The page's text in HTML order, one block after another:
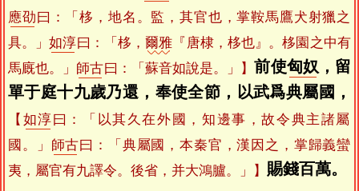
應劭曰：「栘，地名。監，其官也，掌鞍馬鷹犬射獵之
具。」如淳曰：「栘，爾雅 『唐棣，栘也』。栘園之中有
馬廐也。」 師古曰：「蘇音如說是。」】前使匈奴 ，留
單于庭十九歲乃還，奉使全節，以武爲典屬國，
【 如淳曰：「以其久在外國，知邊事，故令典主諸屬
國。」 師古曰：「典屬國，本秦官，漢因之，掌歸義蠻
夷，屬官有九譯令。後省，并大鴻臚。」】 賜錢百萬。